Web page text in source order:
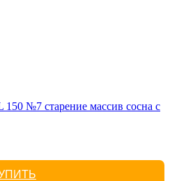
№7 старение массив сосна с